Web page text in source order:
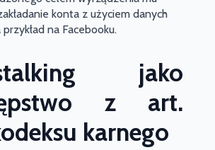
konta z użyciem danych
na Facebooku.
jako
z art.
karnego